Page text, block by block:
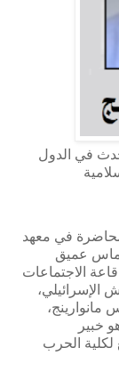
في الدول
كانت أجواء المحاضرة في معهد
حماس عميق
الاجتماعات
الإسرائيلي،
خبير
لكلية الحرب